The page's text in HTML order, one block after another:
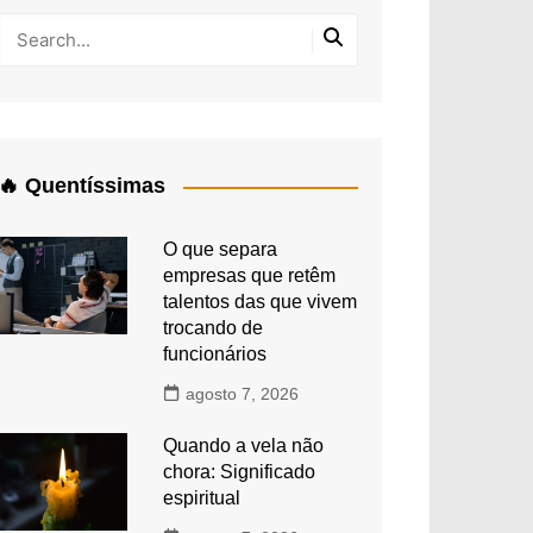
Quentíssimas
O que separa
empresas que retêm
talentos das que vivem
trocando de
funcionários
agosto 7, 2026
Quando a vela não
chora: Significado
espiritual